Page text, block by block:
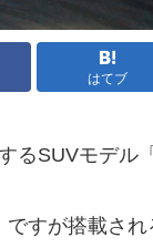
はてブ
るSUVモデ
すが搭載さ